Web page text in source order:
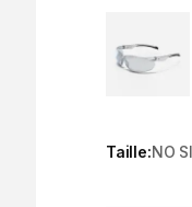
Taille:NO